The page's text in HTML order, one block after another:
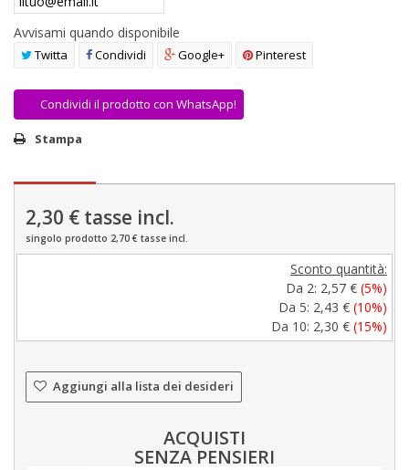
Avvisami quando disponibile
Twitta Condividi Google+ Pinterest
Condividi il prodotto con WhatsApp!
Stampa
2,30 € tasse incl.
singolo prodotto 2,70 € tasse incl.
Sconto quantità:
Da 2: 2,57 € (5%)
Da 5: 2,43 € (10%)
Da 10: 2,30 € (15%)
Aggiungi alla lista dei desideri
ACQUISTI
SENZA PENSIERI